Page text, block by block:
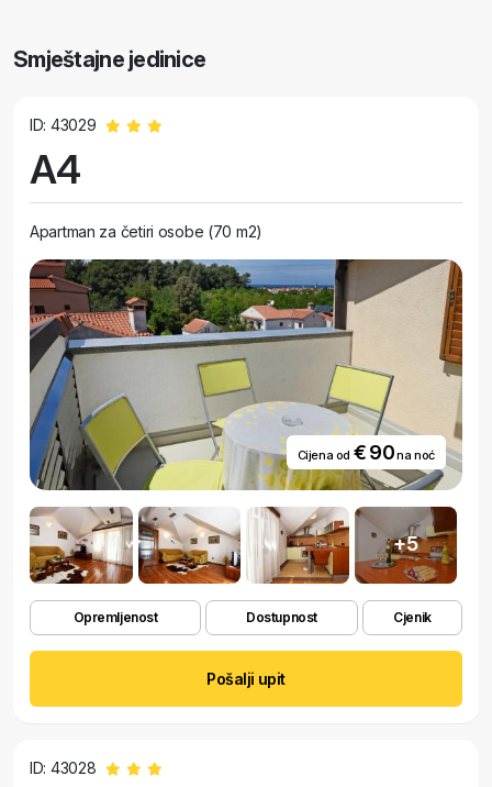
Smještajne jedinice
ID: 43029
A4
Apartman za četiri osobe (70 m2)
Cijena od € 90na noć
+5
Opremljenost Dostupnost Cjenik
Pošalji upit
ID: 43028